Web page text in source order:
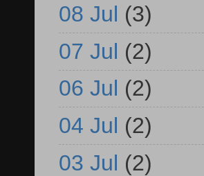
08 Jul (3)
07 Jul (2)
06 Jul (2)
04 Jul (2)
03 Jul (2)